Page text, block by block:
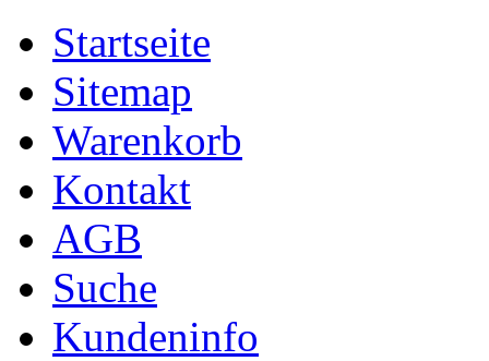
Startseite
Sitemap
Warenkorb
Kontakt
AGB
Suche
Kundeninfo